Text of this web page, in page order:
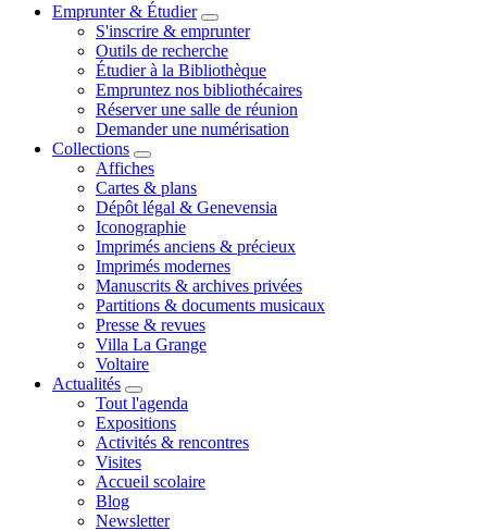
Emprunter & Étudier
S'inscrire & emprunter
Outils de recherche
Étudier à la Bibliothèque
Empruntez nos bibliothécaires
Réserver une salle de réunion
Demander une numérisation
Collections
Affiches
Cartes & plans
Dépôt légal & Genevensia
Iconographie
Imprimés anciens & précieux
Imprimés modernes
Manuscrits & archives privées
Partitions & documents musicaux
Presse & revues
Villa La Grange
Voltaire
Actualités
Tout l'agenda
Expositions
Activités & rencontres
Visites
Accueil scolaire
Blog
Newsletter